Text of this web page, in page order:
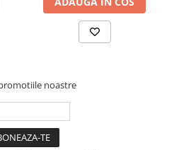
noastre